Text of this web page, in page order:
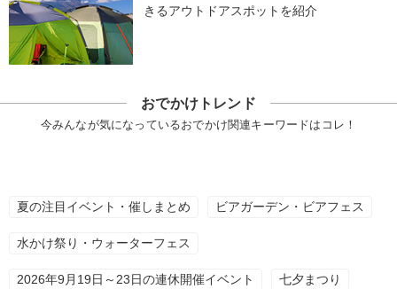
きるアウトドアスポットを紹介
おでかけトレンド
今みんなが気になっているおでかけ関連キーワードはコレ！
夏の注目イベント・催しまとめ ビアガーデン・ビアフェス
水かけ祭り・ウォーターフェス
2026年9月19日～23日の連休開催イベント 七夕まつり